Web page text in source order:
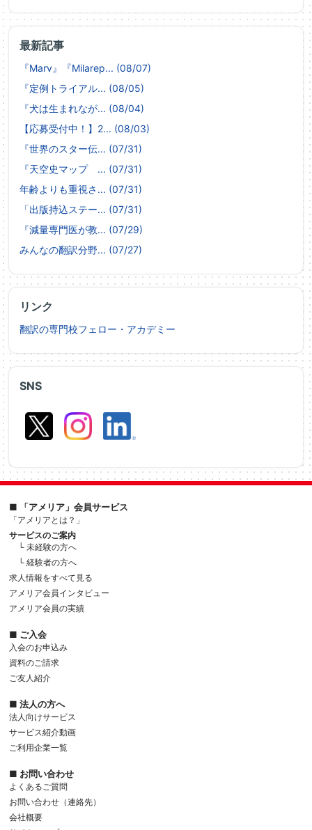
SNS
最新記事
『Marv』『Milarep... (08/07)
『定例トライアル... (08/05)
『犬は生まれなが... (08/04)
【応募受付中！】2... (08/03)
『世界のスター伝... (07/31)
『天空史マップ ... (07/31)
年齢よりも重視さ... (07/31)
「出版持込ステー... (07/31)
『減量専門医が教... (07/29)
みんなの翻訳分野... (07/27)
リンク
翻訳の専門校フェロー・アカデミー
■ 「アメリア」会員サービス
「アメリアとは？」
サービスのご案内
└ 未経験の方へ
└ 経験者の方へ
求人情報をすべて見る
アメリア会員インタビュー
アメリア会員の実績
■ ご入会
入会のお申込み
資料のご請求
ご友人紹介
■ 法人の方へ
法人向けサービス
サービス紹介動画
ご利用企業一覧
■ お問い合わせ
よくあるご質問
お問い合わせ（連絡先）
会社概要